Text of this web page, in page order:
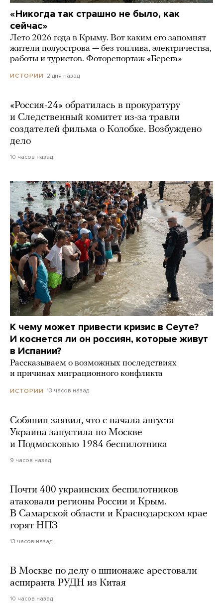
«Никогда так страшно не было, как
сейчас»
Лето 2026 года в Крыму. Вот каким его запомнят
жители полуострова — без топлива, электричества,
работы и туристов. Фоторепортаж «Берега»
ИСТОРИИ 2 дня назад
«Россия-24» обратилась в прокуратуру
и Следственный комитет из-за травли
создателей фильма о Колобке. Возбуждено
дело
10 часов назад
К чему может привести кризис в Сеуте?
И коснется ли он россиян, которые живут
в Испании?
Рассказываем о возможных последствиях
и причинах миграционного конфликта
ИСТОРИИ 13 часов назад
Собянин заявил, что с начала августа
Украина запустила по Москве
и Подмосковью 1984 беспилотника
9 часов назад
Почти 400 украинских беспилотников
атаковали регионы России и Крым.
В Самарской области и Краснодарском крае
горят НПЗ
13 часов назад
В Москве по делу о шпионаже арестовали
аспиранта РУДН из Китая
10 часов назад